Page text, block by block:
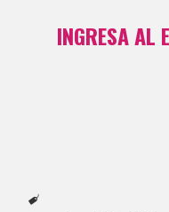
INGRESA AL